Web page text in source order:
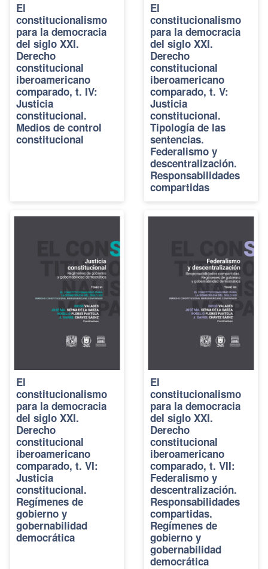
El
constitucionalismo
para la democracia
del siglo XXI.
Derecho
constitucional
iberoamericano
comparado, t. IV:
Justicia
constitucional.
Medios de control
constitucional
El
constitucionalismo
para la democracia
del siglo XXI.
Derecho
constitucional
iberoamericano
comparado, t. V:
Justicia
constitucional.
Tipología de las
sentencias.
Federalismo y
descentralización.
Responsabilidades
compartidas
El
constitucionalismo
para la democracia
del siglo XXI.
Derecho
constitucional
iberoamericano
comparado, t. VI:
Justicia
constitucional.
Regímenes de
gobierno y
gobernabilidad
democrática
El
constitucionalismo
para la democracia
del siglo XXI.
Derecho
constitucional
iberoamericano
comparado, t. VII:
Federalismo y
descentralización.
Responsabilidades
compartidas.
Regímenes de
gobierno y
gobernabilidad
democrática